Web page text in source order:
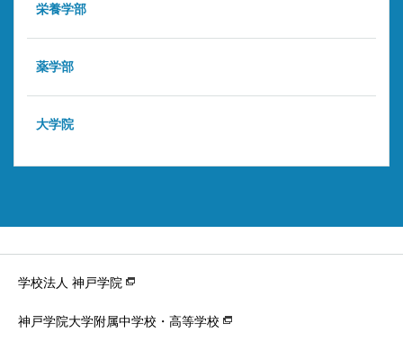
栄養学部
薬学部
大学院
学校法人 神戸学院
神戸学院大学附属中学校・高等学校